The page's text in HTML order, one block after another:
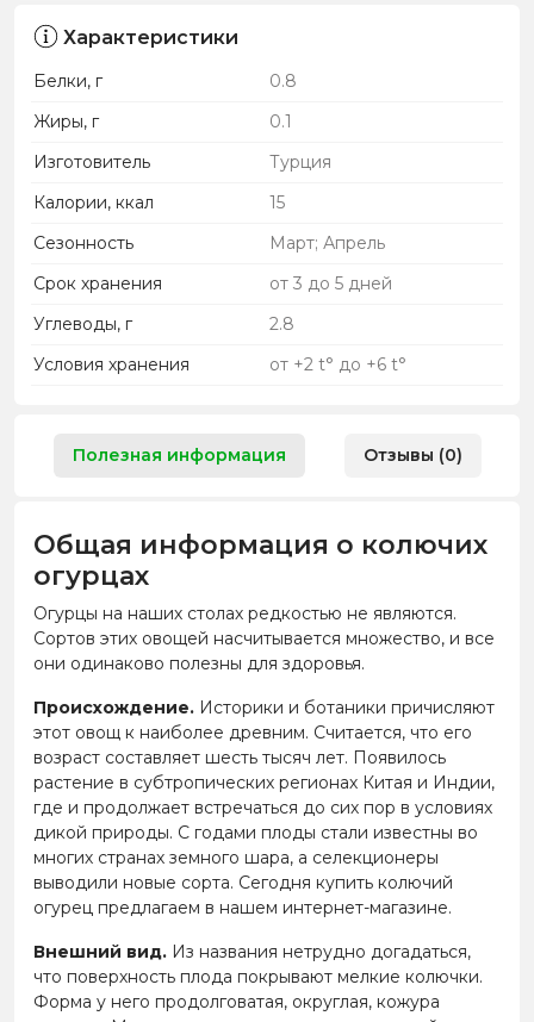
Характеристики
Белки, г
0.8
Жиры, г
0.1
Изготовитель
Турция
Калории, ккал
15
Сезонность
Март; Апрель
Срок хранения
от 3 до 5 дней
Углеводы, г
2.8
Условия хранения
от +2 t° до +6 t°
Полезная информация Отзывы (0)
Общая информация о колючих
огурцах
Огурцы на наших столах редкостью не являются.
Сортов этих овощей насчитывается множество, и все
они одинаково полезны для здоровья.
Происхождение. Историки и ботаники причисляют
этот овощ к наиболее древним. Считается, что его
возраст составляет шесть тысяч лет. Появилось
растение в субтропических регионах Китая и Индии,
где и продолжает встречаться до сих пор в условиях
дикой природы. С годами плоды стали известны во
многих странах земного шара, а селекционеры
выводили новые сорта. Сегодня купить колючий
огурец предлагаем в нашем интернет-магазине.
Внешний вид. Из названия нетрудно догадаться,
что поверхность плода покрывают мелкие колючки.
Форма у него продолговатая, округлая, кожура